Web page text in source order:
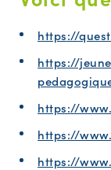
https://
https://
https://
https://
https://